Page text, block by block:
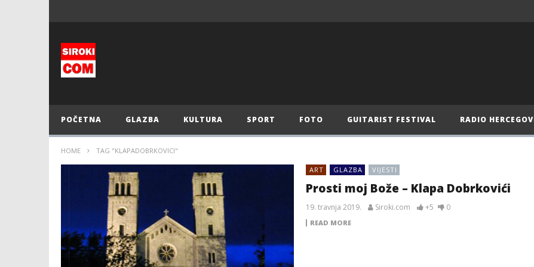
POČETNA GLAZBA KULTURA SPORT FOTO GUITARIST FESTIVAL RADIO
HOME TAG "KLAPADOBRKOVICI"
ART GLAZBA VIJESTI
Prosti moj Bože – Klapa Dobrkovići
19. travnja 2019. Siroki.com +5 0
READ MORE